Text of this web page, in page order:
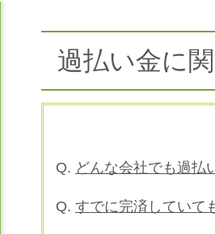
過払い金に
Q. どんな会社でも過払
Q. すでに完済していて